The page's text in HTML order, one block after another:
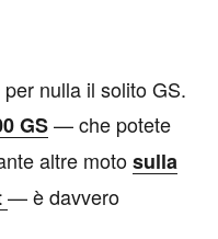
nulla il solito GS.
GS— che potete
altre motosulla
— è davvero